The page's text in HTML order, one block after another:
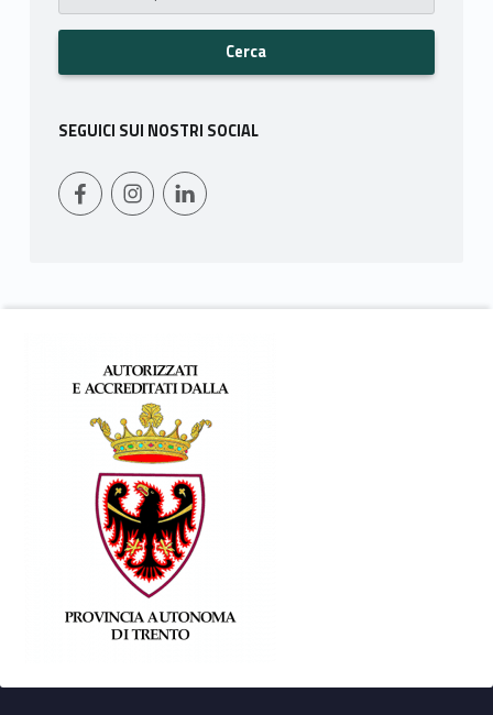
SEGUICI SUI NOSTRI SOCIAL
WebMan on FacebookInstagramLinkedIn
Footer info sidebar